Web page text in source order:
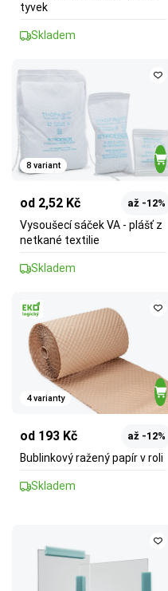
tyvek
Skladem
8 variant
od 2,52 Kč až -12%
Vysoušecí sáček VA - plášť z
netkané textilie
Skladem
4 varianty
od 193 Kč až -12%
Bublinkový ražený papír v roli
Skladem